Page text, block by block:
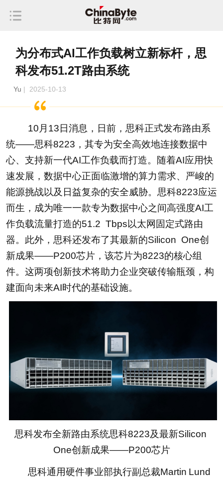
为分布式AI工作负载树立新标杆，思
科发布51.2T路由系统
Yu | 2025-10-13
10月13日消息，日前，思科正式发布路由系
统——思科8223，其专为安全高效地连接数据中
心、支持新一代AI工作负载而打造。随着AI应用快
速发展，数据中心正面临激增的算力需求、严峻的
能源挑战以及日益复杂的安全威胁。思科8223应运
而生，成为唯一一款专为数据中心之间高强度AI工
作负载流量打造的51.2 Tbps以太网固定式路由
器。此外，思科还发布了其最新的Silicon One创
新成果——P200芯片，该芯片为8223的核心组
件。这两项创新技术将助力企业突破传输瓶颈，构
建面向未来AI时代的基础设施。
思科发布全新路由系统思科8223及最新Silicon
One创新成果——P200芯片
思科通用硬件事业部执行副总裁Martin Lund